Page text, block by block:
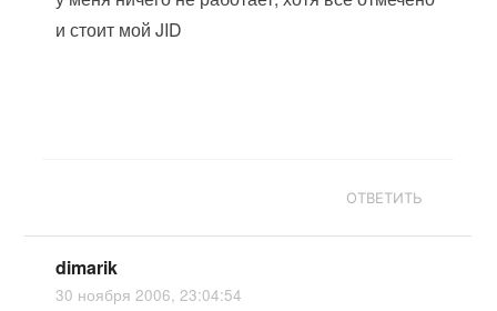
и стоит мой JID
ОТВЕТИТЬ
dimarik
30 ноября 2006, 23:04:54